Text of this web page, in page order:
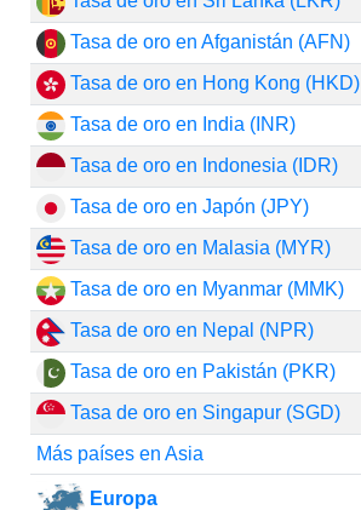
Tasa de oro en Afganistán (AFN)
Tasa de oro en Hong Kong (HKD)
Tasa de oro en India (INR)
Tasa de oro en Indonesia (IDR)
Tasa de oro en Japón (JPY)
Tasa de oro en Malasia (MYR)
Tasa de oro en Myanmar (MMK)
Tasa de oro en Nepal (NPR)
Tasa de oro en Pakistán (PKR)
Tasa de oro en Singapur (SGD)
Más países en Asia
Europa